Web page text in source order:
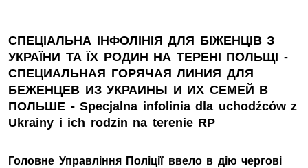
СПЕЦІАЛЬНА ІНФОЛІНІЯ ДЛЯ БІЖЕНЦІВ З
УКРАЇНИ ТА ЇХ РОДИН НА ТЕРЕНІ ПОЛЬЩІ -
СПЕЦИАЛЬНАЯ ГОРЯЧАЯ ЛИНИЯ ДЛЯ
БЕЖЕНЦЕВ ИЗ УКРАИНЫ И ИХ СЕМЕЙ В
ПОЛЬШЕ - Specjalna infolinia dla uchodźców z
Ukrainy i ich rodzin na terenie RP
Головне Управління Поліції ввело в дію чергові